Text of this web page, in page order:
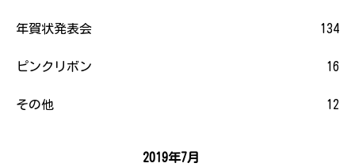
年賀状発表会 134
ピンクリボン 16
その他 12
2019年7月